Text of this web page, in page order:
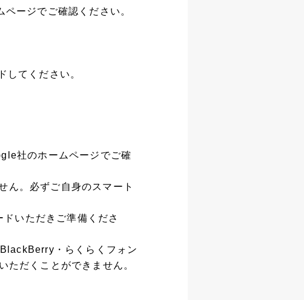
ージでご確認ください。
てください。
社のホームページでご確
ん。必ずご自身のスマート
いただきご準備くださ
・らくらくフォン
ただくことができません。